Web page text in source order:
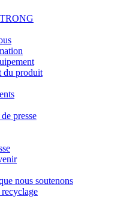
du produit
presse
nous soutenons